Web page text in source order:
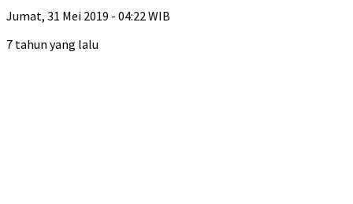
Jumat, 31 Mei 2019 - 04:22 WIB
7 tahun yang lalu